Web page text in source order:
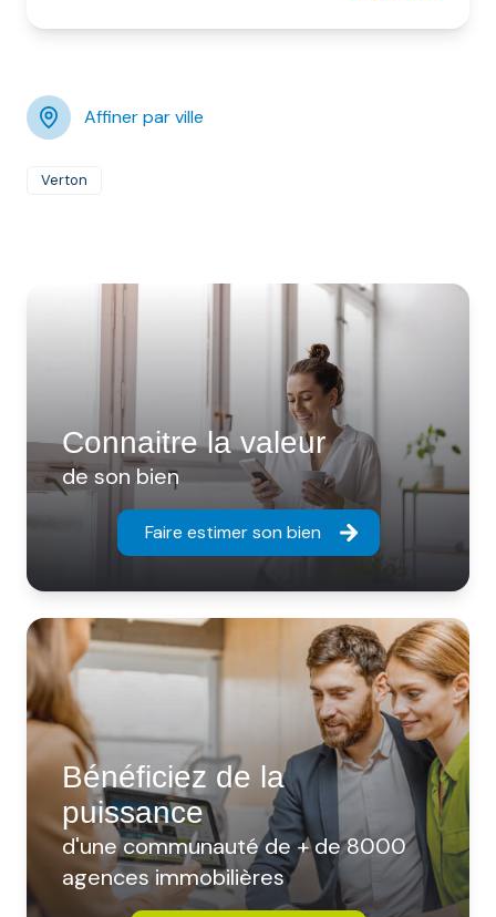
Affiner par ville
Verton
Connaitre la valeur
de son bien
Faire estimer son bien
Bénéficiez de la
puissance
d'une communauté de + de 8000
agences immobilières